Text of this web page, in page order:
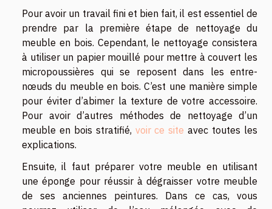
Pour avoir un travail fini et bien fait, il est essentiel de
prendre par la première étape de nettoyage du
meuble en bois. Cependant, le nettoyage consistera
à utiliser un papier mouillé pour mettre à couvert les
micropoussières qui se reposent dans les entre-
nœuds du meuble en bois. C’est une manière simple
pour éviter d’abimer la texture de votre accessoire.
Pour avoir d’autres méthodes de nettoyage d’un
meuble en bois stratifié, voir ce site avec toutes les
explications.
Ensuite, il faut préparer votre meuble en utilisant
une éponge pour réussir à dégraisser votre meuble
de ses anciennes peintures. Dans ce cas, vous